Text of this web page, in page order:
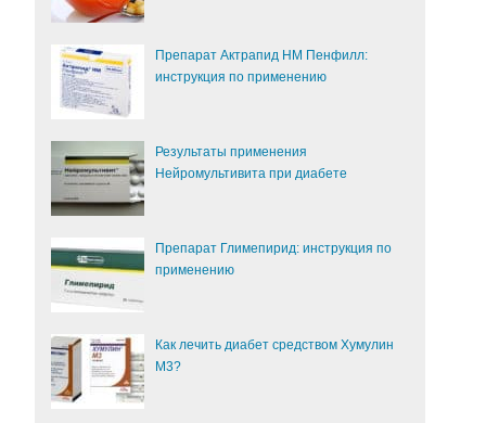
Препарат Актрапид НМ Пенфилл:
инструкция по применению
Результаты применения
Нейромультивита при диабете
Препарат Глимепирид: инструкция по
применению
Как лечить диабет средством Хумулин
М3?